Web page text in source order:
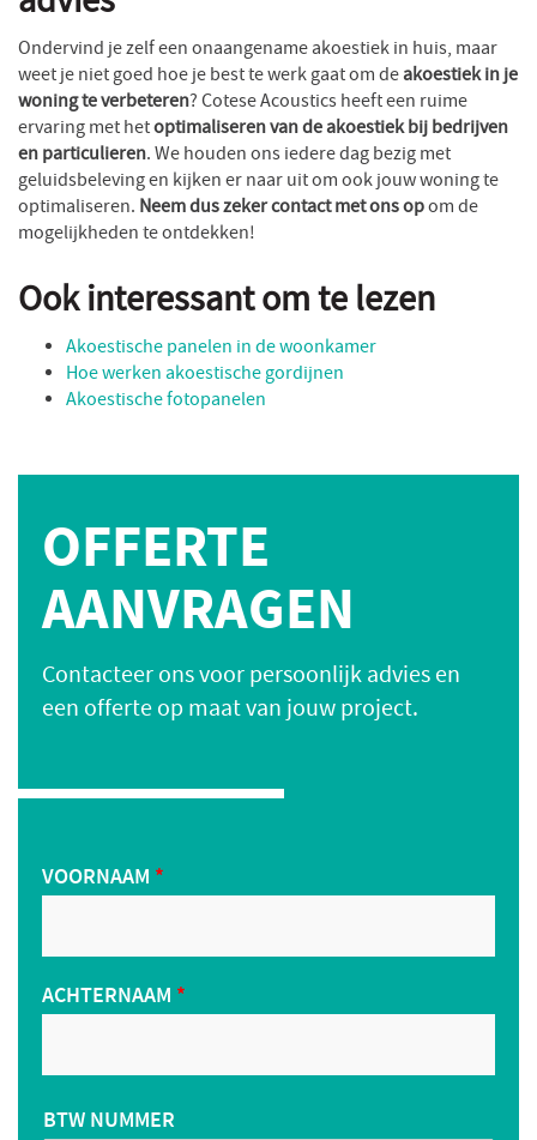
Ondervind je zelf een onaangename akoestiek in huis, maar
weet je niet goed hoe je best te werk gaat om deakoestiek in je
woning te verbeteren? Cotese Acoustics heeft een ruime
ervaring met hetoptimaliseren van de akoestiek bij bedrijven
en particulieren. We houden ons iedere dag bezig met
geluidsbeleving en kijken er naar uit om ook jouw woning te
optimaliseren. Neem dus zeker contact met ons opom de
mogelijkheden te ontdekken!
Ook interessant om te lezen
Akoestische panelen in de woonkamer
Hoe werken akoestische gordijnen
Akoestische fotopanelen
OFFERTE
AANVRAGEN
Contacteer ons voor persoonlijk advies en
een offerte op maat van jouw project.
VOORNAAM *
ACHTERNAAM *
BTW NUMMER